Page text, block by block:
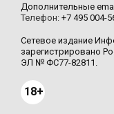
Дополнительные
Телефон: +7 495 004-
Сетевое издание
зарегистрировано
ЭЛ № ФС77-82811.
18+